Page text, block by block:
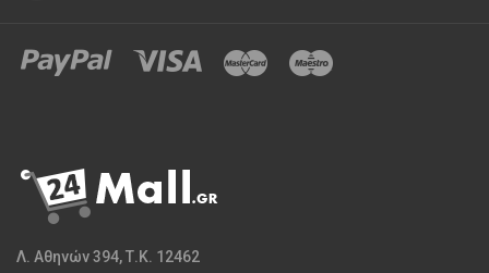
Λ. Αθηνών 394, Τ.Κ. 12462